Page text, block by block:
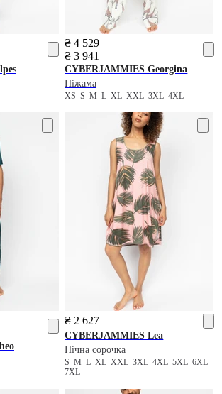
₴ 4 529
₴ 3 941
CYBERJAMMIES Georgina
Піжама
XSSMLXLXXL3XL4XL
₴ 2 627
CYBERJAMMIES Lea
Нічна сорочка
SMLXLXXL3XL4XL5XL6XL
7XL